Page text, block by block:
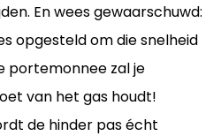
En wees gewaarschuwd:
opgesteld om die snelheid
portemonnee zal je
van het gas houdt!
de hinder pas écht